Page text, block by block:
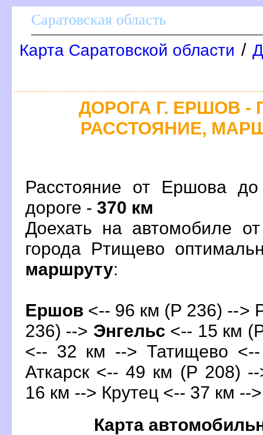
Саратовская область
Карта Саратовской области /
ДОРОГА Г. ЕРШОВ -
РАССТОЯНИЕ,
Расстояние от Ершова
дороге - 370 км
Доехать на автомобиле
орода Ртищево
маршруту:
Ершо <-- 96 км (Р 236) -->
236) --> Энгельс <-- 15 км
<-- 32 км --> Татищево
Аткарск <-- 49 км (Р 208)
16 км --> Крутец <-- 37 км --
Карта